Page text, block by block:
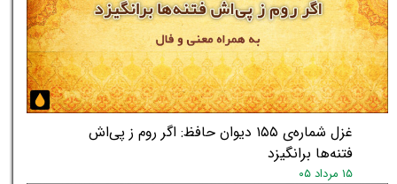
★★
غزل شماره‌ی ۱۵۵ دیوان حافظ: اگر روم ز پی‌اش
فتنه‌ها برانگیزد
۱۵ مرداد ۰۵